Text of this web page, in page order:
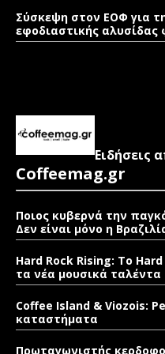
Σύσκεψη στον ΕΟΦ για
εφοδιαστικής
Ειδήσεις
Coffeemag.gr
Ποιος κυβερνά την
Δεν είναι μόνο η
Hard Rock Rising: Το
τα νέα μουσικά ταλέντα
Coffee Island & Viozois:
καταστήματα
Πρωταγωνιστής